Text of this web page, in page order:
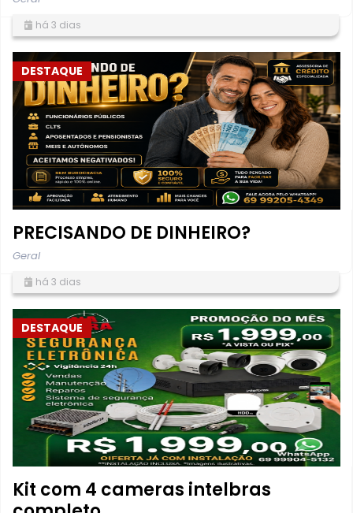
há 3 dias
DESTAQUE
PRECISANDO DE DINHEIRO?
Geral
há 3 dias
DESTAQUE
Kit com 4 cameras intelbras